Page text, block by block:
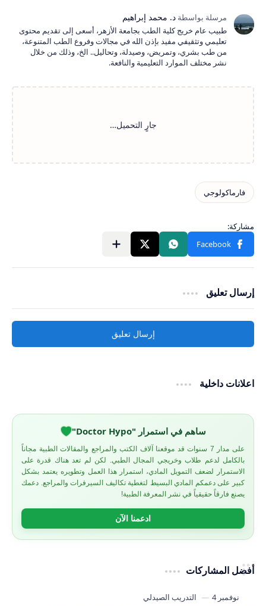
طبيب عام خريج كلية الطب بجامعة الأزهر، أسعى إلى تقديم محتوى
تعليمي وتثقيفي مفيد بإذن الله في مجالات وفروع الطب المتنوعة،
من طب بشري، وتمريض، وصيدلة، وتحاليل.. الخ، وذلك من خلال
نشر مختلف الموارد التعليمية والنافعة.
إرسال تعليق
إرسال تعليق
اعلانات داخلية
ساهم في استمرار "Doctor Hypo"
على مدار 7 سنوات قد موقعنا آلاف الكتب والمراجع والمقالات الطبية مجاناً
بالكامل لدعم طلاب وخريجي المجال الطبي. لكن لم تعد هناك قدرة على
الاستمرار لضعف التمويل المادي، استمرار هذا العمل وتطويره يعتمد بشكل
كبير على دعمكم المادي البسيط لتغطية تكاليف السيرفرات والمراجع. دعمك
يصنع فارقاً حقيقياً في نشر المعرفة الطبية!
ادعمنا الآن
أفضل المشاركات